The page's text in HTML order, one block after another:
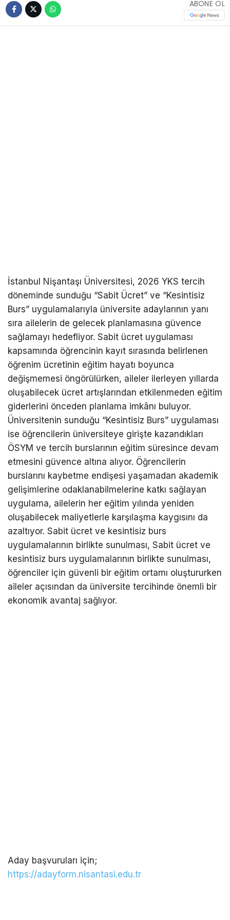
ABONE OL
İstanbul Nişantaşı Üniversitesi, 2026 YKS tercih
döneminde sunduğu “Sabit Ücret” ve “Kesintisiz
Burs” uygulamalarıyla üniversite adaylarının yanı
sıra ailelerin de gelecek planlamasına güvence
sağlamayı hedefliyor. Sabit ücret uygulaması
kapsamında öğrencinin kayıt sırasında belirlenen
öğrenim ücretinin eğitim hayatı boyunca
değişmemesi öngörülürken, aileler ilerleyen yıllarda
oluşabilecek ücret artışlarından etkilenmeden eğitim
giderlerini önceden planlama imkânı buluyor.
Üniversitenin sunduğu “Kesintisiz Burs” uygulaması
ise öğrencilerin üniversiteye girişte kazandıkları
ÖSYM ve tercih burslarının eğitim süresince devam
etmesini güvence altına alıyor. Öğrencilerin
burslarını kaybetme endişesi yaşamadan akademik
gelişimlerine odaklanabilmelerine katkı sağlayan
uygulama, ailelerin her eğitim yılında yeniden
oluşabilecek maliyetlerle karşılaşma kaygısını da
azaltıyor. Sabit ücret ve kesintisiz burs
uygulamalarının birlikte sunulması, Sabit ücret ve
kesintisiz burs uygulamalarının birlikte sunulması,
öğrenciler için güvenli bir eğitim ortamı oluştururken
aileler açısından da üniversite tercihinde önemli bir
ekonomik avantaj sağlıyor.
Aday başvuruları için;
https://adayform.nisantasi.edu.tr